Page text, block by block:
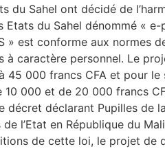
du Sahel ont décidé de
du Sahel dénommé «
» est conforme aux normes
à caractère personnel. Le
45 000 francs CFA et pour
000 et de 20 000 francs
déclarant Pupilles de
l’Etat en République du
de cette loi, le projet